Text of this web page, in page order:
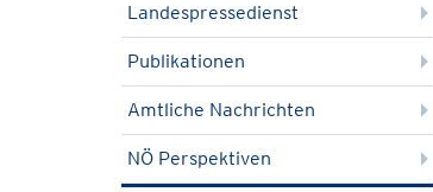
Landespressedienst
Publikationen
Amtliche Nachrichten
NÖ Perspektiven